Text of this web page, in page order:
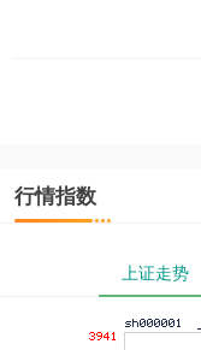
行情指数
上证走势